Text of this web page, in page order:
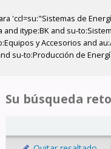
'ccl=su:"Sistemas de
itype:BK and su-
y Accesorios and
su-to:Producción de
Su búsqueda